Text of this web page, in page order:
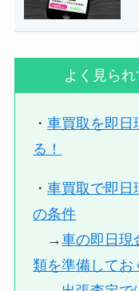
よく見ら
・車買取を即日
る！
・車買取で即日
の条件
→車の即日現
類を準備してお